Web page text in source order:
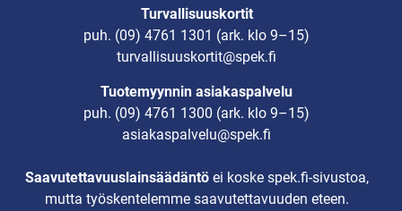
Turvallisuuskortit
puh. (09) 4761 1301 (ark. klo 9–15)
turvallisuuskortit@spek.fi
Tuotemyynnin asiakaspalvelu
puh. (09) 4761 1300 (ark. klo 9–15)
asiakaspalvelu@spek.fi
Saavutettavuuslainsäädäntöei koske spek.fi-sivustoa,
mutta työskentelemme saavutettavuuden eteen.